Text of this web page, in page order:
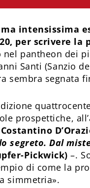
intensissima
per scrivere la
pantheon dei
Santi (Sanzio
sembra segnata
prospettiche,
Costantino
segreto. Dal
Pickwick)–.
di come la
simmetria».